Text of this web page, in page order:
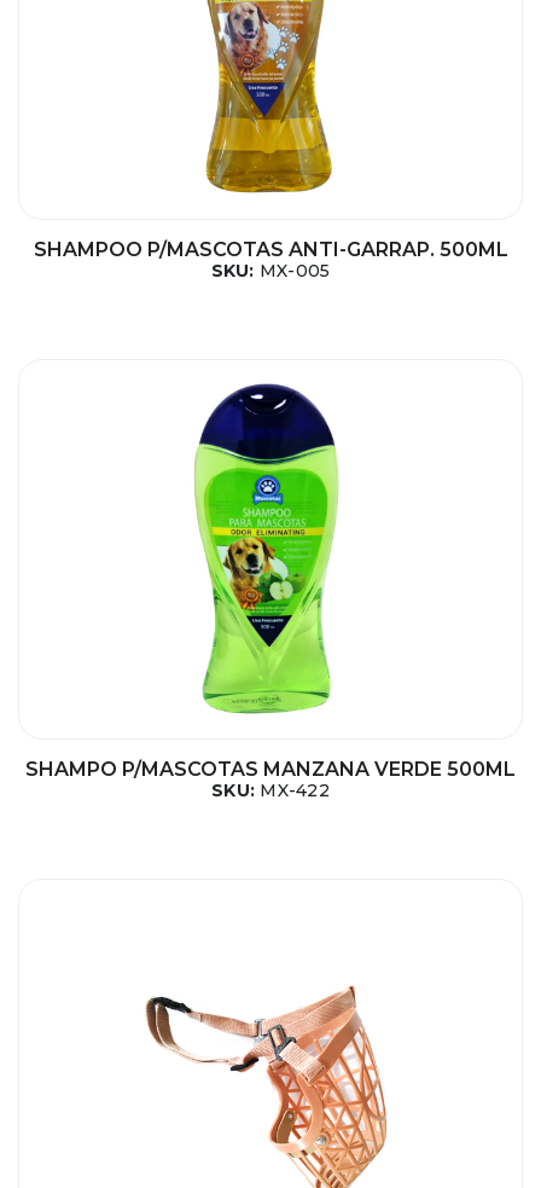
SHAMPOO P/MASCOTAS ANTI-GARRAP. 500ML
SKU: MX-005
SHAMPO P/MASCOTAS MANZANA VERDE 500ML
SKU: MX-422